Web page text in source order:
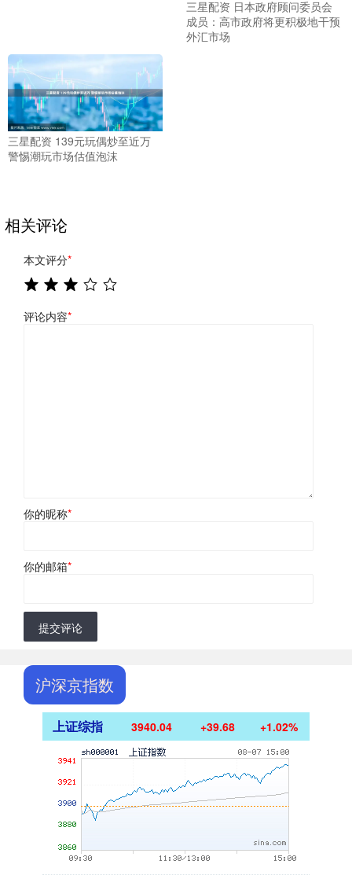
三星配资 日本政府顾问委员会
成员：高市政府将更积极地干预
外汇市场
三星配资 139元玩偶炒至近万
警惕潮玩市场估值泡沫
相关评论
本文评分*
评论内容*
你的昵称*
你的邮箱*
提交评论
沪深京指数
上证综指 3940.04 +39.68 +1.02%